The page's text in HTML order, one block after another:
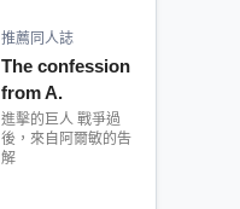
推薦同人誌
The confession
from A.
進擊的巨人 戰爭過
後，來自阿爾敏的吿
解